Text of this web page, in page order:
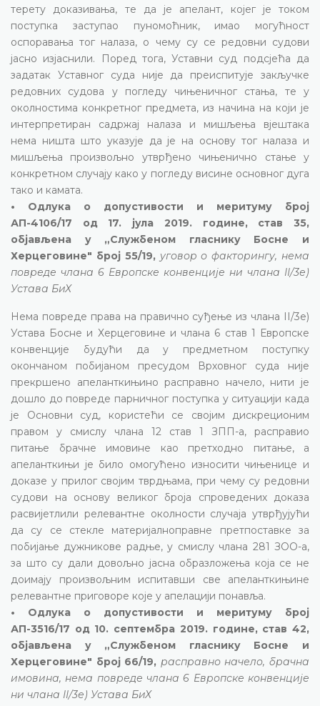
терету доказивања, те да је апелант, којег је током
поступка заступао пуномоћник, имао могућност
оспоравања тог налаза, о чему су се редовни судови
јасно изјаснили. Поред тога, Уставни суд подсјећа да
задатак Уставног суда није да преиспитује закључке
редовних судова у погледу чињеничног стања, те у
околностима конкретног предмета, из начина на који је
интерпретиран садржај налаза и мишљења вјештака
нема ништа што указује да је на основу тог налаза и
мишљења произвољно утврђено чињенично стање у
конкретном случају како у погледу висине основног дуга
тако и камата.
• Одлука о допустивости и меритуму број
АП-4106/17 од 17. јула 2019. године, став 35,
објављена у „Службеном гласнику Босне и
Херцеговине" број 55/19, уговор о факторингу, нема
повреде члана 6 Европске конвенције ни члана II/3е)
Устава БиХ
Нема повреде права на правично суђење из члана II/3е)
Устава Босне и Херцеговине и члана 6 став 1 Европске
конвенције будући да у предметном поступку
окончаном побијаном пресудом Врховног суда није
прекршено апеланткињино расправно начело, нити је
дошло до повреде парничног поступка у ситуацији када
је Основни суд, користећи се својим дискреционим
правом у смислу члана 12 став 1 ЗПП-а, расправио
питање брачне имовине као претходно питање, а
апеланткињи је било омогућено износити чињенице и
доказе у прилог својим тврдњама, при чему су редовни
судови на основу великог броја спроведених доказа
расвијетлили релевантне околности случаја утврђујући
да су се стекле материјалноправне претпоставке за
побијање дужникове радње, у смислу члана 281 ЗОО-а,
за што су дали довољно јасна образложења која се не
доимају произвољним испитавши све апеланткињине
релевантне приговоре које у апелацији понавља.
• Одлука о допустивости и меритуму број
АП-3516/17 од 10. септембра 2019. године, став 42,
објављена у „Службеном гласнику Босне и
Херцеговине" број 66/19, расправно начело, брачна
имовина, нема повреде члана 6 Европске конвенције
ни члана II/3е) Устава БиХ